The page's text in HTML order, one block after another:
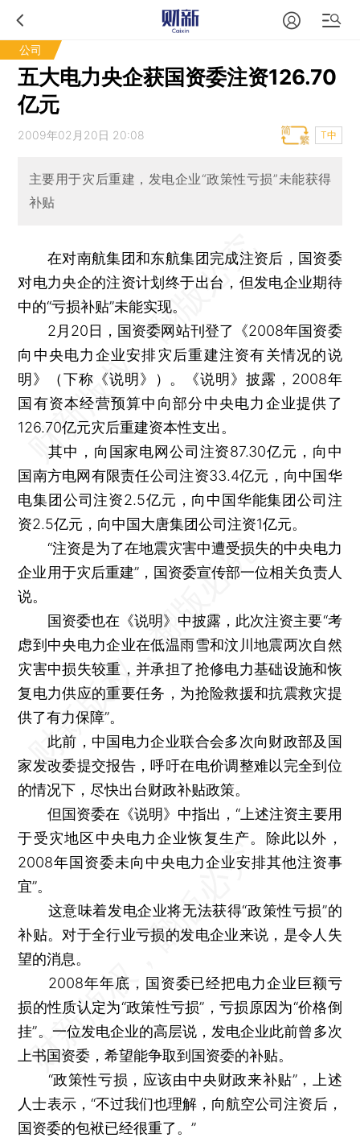
公司
五大电力央企获国资委注资126.70
亿元
2009年02月20日 20:08 T中
主要用于灾后重建，发电企业“政策性亏损”未能获得
补贴
在对南航集团和东航集团完成注资后，国资委
对电力央企的注资计划终于出台，但发电企业期待
中的“亏损补贴”未能实现。
2月20日，国资委网站刊登了《2008年国资委
向中央电力企业安排灾后重建注资有关情况的说
明》（下称《说明》）。《说明》披露，2008年
国有资本经营预算中向部分中央电力企业提供了
126.70亿元灾后重建资本性支出。
其中，向国家电网公司注资87.30亿元，向中
国南方电网有限责任公司注资33.4亿元，向中国华
电集团公司注资2.5亿元，向中国华能集团公司注
资2.5亿元，向中国大唐集团公司注资1亿元。
“注资是为了在地震灾害中遭受损失的中央电力
企业用于灾后重建”，国资委宣传部一位相关负责人
说。
国资委也在《说明》中披露，此次注资主要“考
虑到中央电力企业在低温雨雪和汶川地震两次自然
灾害中损失较重，并承担了抢修电力基础设施和恢
复电力供应的重要任务，为抢险救援和抗震救灾提
供了有力保障”。
此前，中国电力企业联合会多次向财政部及国
家发改委提交报告，呼吁在电价调整难以完全到位
的情况下，尽快出台财政补贴政策。
但国资委在《说明》中指出，“上述注资主要用
于受灾地区中央电力企业恢复生产。除此以外，
2008年国资委未向中央电力企业安排其他注资事
宜”。
这意味着发电企业将无法获得“政策性亏损”的
补贴。对于全行业亏损的发电企业来说，是令人失
望的消息。
2008年年底，国资委已经把电力企业巨额亏
损的性质认定为“政策性亏损”，亏损原因为“价格倒
挂”。一位发电企业的高层说，发电企业此前曾多次
上书国资委，希望能争取到国资委的补贴。
“政策性亏损，应该由中央财政来补贴”，上述
人士表示，“不过我们也理解，向航空公司注资后，
国资委的包袱已经很重了。”